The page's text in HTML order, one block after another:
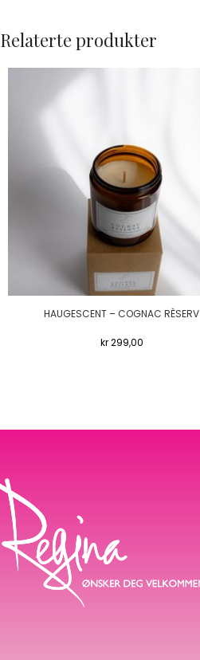
Relaterte produkter
HAUGESCENT – COGNAC RÈSERV
kr299,00